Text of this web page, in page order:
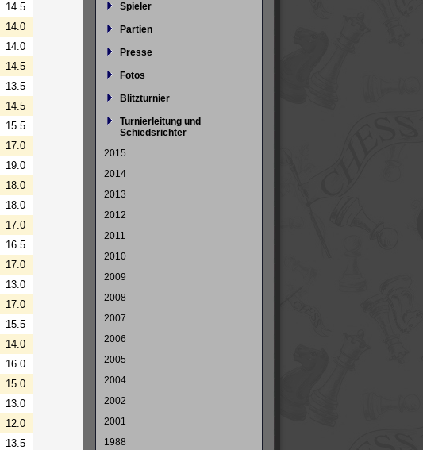
14.5
14.0
14.0
14.5
13.5
14.5
15.5
17.0
19.0
18.0
18.0
17.0
16.5
17.0
13.0
17.0
15.5
14.0
16.0
15.0
13.0
12.0
13.5
Spieler
Partien
Presse
Fotos
Blitzturnier
Turnierleitung und
Schiedsrichter
2015
2014
2013
2012
2011
2010
2009
2008
2007
2006
2005
2004
2002
2001
1988